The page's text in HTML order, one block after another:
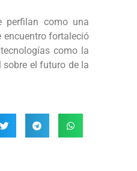
perfilan como una
encuentro fortaleció
como la
el futuro de la